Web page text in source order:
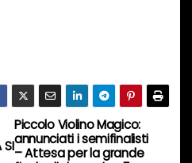
Piccolo Violino Magico:
annunciati i semifinalisti
– Attesa per la grande
SI